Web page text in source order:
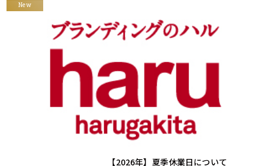
【2026年】夏季休業日について
New